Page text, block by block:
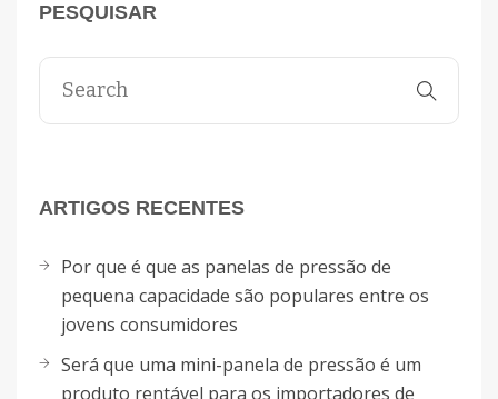
PESQUISAR
ARTIGOS RECENTES
Por que é que as panelas de pressão de
pequena capacidade são populares entre os
jovens consumidores
Será que uma mini-panela de pressão é um
produto rentável para os importadores de